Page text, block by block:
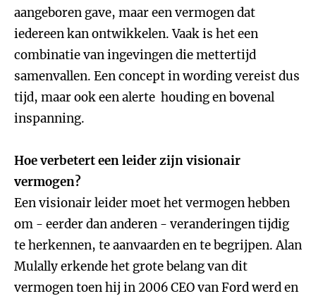
aangeboren gave, maar een vermogen dat
iedereen kan ontwikkelen. Vaak is het een
combinatie van ingevingen die mettertijd
samenvallen. Een concept in wording vereist dus
tijd, maar ook een alerte houding en bovenal
inspanning.
Hoe verbetert een leider zijn visionair
vermogen?
Een visionair leider moet het vermogen hebben
om - eerder dan anderen - veranderingen tijdig
te herkennen, te aanvaarden en te begrijpen. Alan
Mulally erkende het grote belang van dit
vermogen toen hij in 2006 CEO van Ford werd en